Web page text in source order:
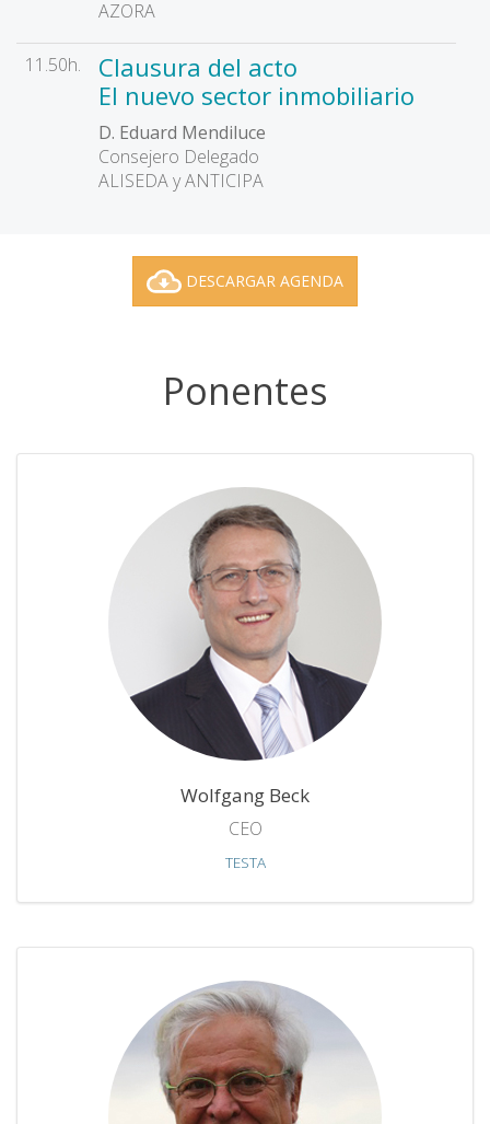
AZORA
11.50h.
Clausura del acto
El nuevo sector inmobiliario
D. Eduard Mendiluce
Consejero Delegado
ALISEDA y ANTICIPA
DESCARGAR AGENDA
Ponentes
Wolfgang Beck
CEO
TESTA